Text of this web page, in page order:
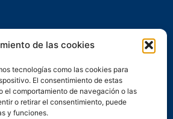
de las cookies
tecnologías como las cookies para
El consentimiento de estas
el comportamiento de navegación o las
o retirar el consentimiento, puede
y funciones.